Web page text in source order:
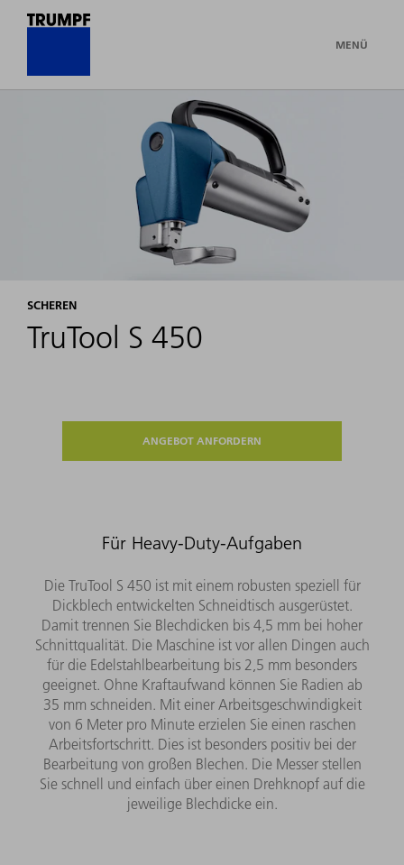
MENÜ
SCHEREN
TruTool S 450
ANGEBOT ANFORDERN
Für Heavy-Duty-Aufgaben
Die TruTool S 450 ist mit einem robusten speziell für
Dickblech entwickelten Schneidtisch ausgerüstet.
Damit trennen Sie Blechdicken bis 4,5 mm bei hoher
Schnittqualität. Die Maschine ist vor allen Dingen auch
für die Edelstahlbearbeitung bis 2,5 mm besonders
geeignet. Ohne Kraftaufwand können Sie Radien ab
35 mm schneiden. Mit einer Arbeitsgeschwindigkeit
von 6 Meter pro Minute erzielen Sie einen raschen
Arbeitsfortschritt. Dies ist besonders positiv bei der
Bearbeitung von großen Blechen. Die Messer stellen
Sie schnell und einfach über einen Drehknopf auf die
jeweilige Blechdicke ein.